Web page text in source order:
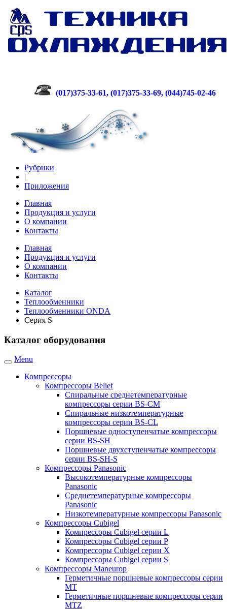
(017)375-33-61, (017)375-33-69, (044)745-02-46
Рубрики
|
Приложения
Главная
Продукция и услуги
О компании
Контакты
Главная
Продукция и услуги
О компании
Контакты
Каталог
Теплообменники
Теплообменники ONDA
Серия S
Каталог оборудования
Menu
Компрессоры
Компрессоры Belief
Спиральные среднетемпературные
компрессоры серии BS-CM
Спиральные низкотемпературные
компрессоры серии BS-CL
Поршневые одноступенчатые компрессоры
серии BS-SH
Поршневые двухступенчатые компрессоры
серии BS-SH-S
Компрессоры Panasonic
Высокотемпературные компрессоры
Panasonic
Среднетемпературные компрессоры
Panasonic
Низкотемпературные компрессоры Panasonic
Компрессоры Cubigel
Компрессоры Cubigel серии L
Компрессоры Cubigel серии P
Компрессоры Cubigel серии X
Компрессоры Cubigel серии S
Компрессоры Maneurop
Герметичные поршневые компрессоры серии
MT
Герметичные поршневые компрессоры серии
MTZ